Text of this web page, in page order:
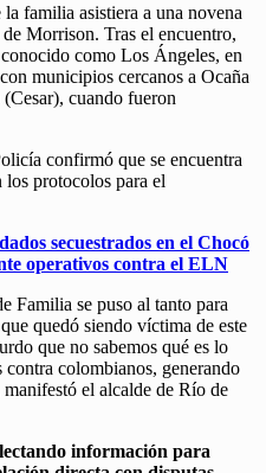
familia asistiera a una novena
Morrison. Tras el encuentro,
como Los Ángeles, en
municipios cercanos a Ocaña
cuando fueron
confirmó que se encuentra
protocolos para el
secuestrados en el Chocó
operativos contra el ELN
Familia se puso al tanto para
quedó siendo víctima de este
que no sabemos qué es lo
contra colombianos, generando
el alcalde de Río de
información para